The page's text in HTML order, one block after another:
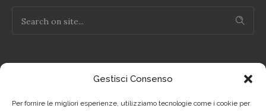
Gestisci Consenso
Per fornire le migliori esperienze, utilizziamo tecnologie come i cookie per